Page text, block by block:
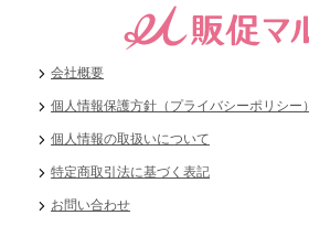
会社概要
個人情報保護方針（プライバシーポリシー）
個人情報の取扱いについて
特定商取引法に基づく表記
お問い合わせ